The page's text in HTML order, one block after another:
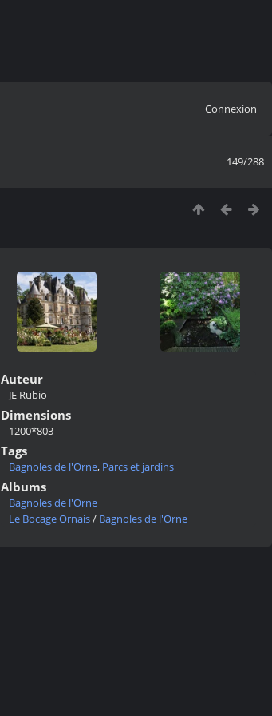
Connexion
149/288
Auteur
JE Rubio
Dimensions
1200*803
Tags
Bagnoles de l'Orne, Parcs et jardins
Albums
Bagnoles de l'Orne
Le Bocage Ornais/ Bagnoles de l'Orne